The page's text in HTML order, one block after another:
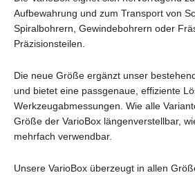
Aufbewahrung und zum Transport von
Spiralbohrern, Gewindebohrern oder
Präzisionsteilen.
Die neue Größe ergänzt unser
und bietet eine passgenaue, effiziente
Werkzeugabmessungen. Wie alle
Größe der VarioBox längenverstellbar,
mehrfach verwendbar.
Unsere VarioBox überzeugt in allen